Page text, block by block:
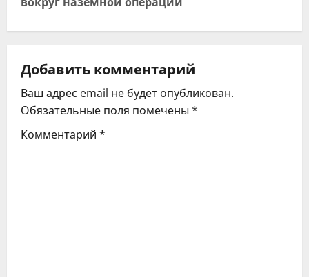
г
а
ц
и
я
Добавить комментарий
Ваш адрес email не будет опубликован.
Обязательные поля помечены *
Комментарий *